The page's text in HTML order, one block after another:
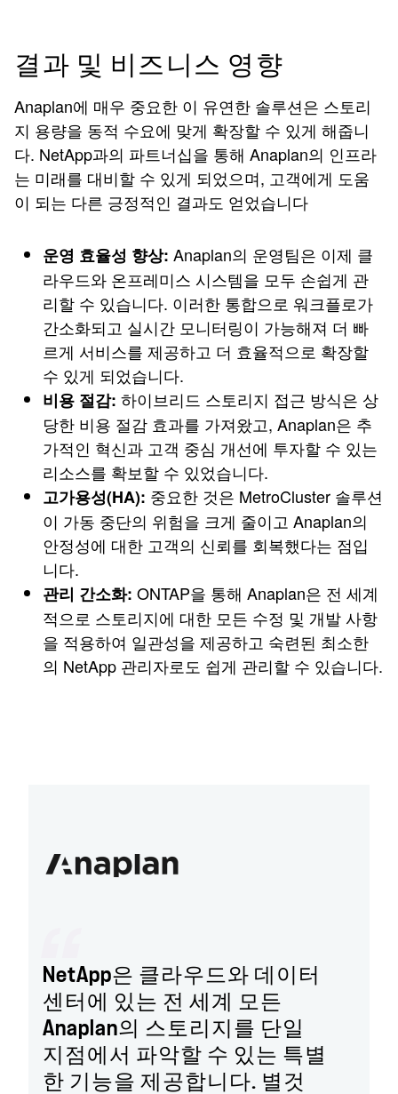
결과 및 비즈니스 영향
Anaplan에 매우 중요한 이 유연한 솔루션은 스토리
지 용량을 동적 수요에 맞게 확장할 수 있게 해줍니
다. NetApp과의 파트너십을 통해 Anaplan의 인프라
는 미래를 대비할 수 있게 되었으며, 고객에게 도움
이 되는 다른 긍정적인 결과도 얻었습니다
운영 효율성 향상: Anaplan의 운영팀은 이제 클
라우드와 온프레미스 시스템을 모두 손쉽게 관
리할 수 있습니다. 이러한 통합으로 워크플로가
간소화되고 실시간 모니터링이 가능해져 더 빠
르게 서비스를 제공하고 더 효율적으로 확장할
수 있게 되었습니다.
비용 절감: 하이브리드 스토리지 접근 방식은 상
당한 비용 절감 효과를 가져왔고, Anaplan은 추
가적인 혁신과 고객 중심 개선에 투자할 수 있는
리소스를 확보할 수 있었습니다.
고가용성(HA): 중요한 것은 MetroCluster 솔루션
이 가동 중단의 위험을 크게 줄이고 Anaplan의
안정성에 대한 고객의 신뢰를 회복했다는 점입
니다.
관리 간소화: ONTAP을 통해 Anaplan은 전 세계
적으로 스토리지에 대한 모든 수정 및 개발 사항
을 적용하여 일관성을 제공하고 숙련된 최소한
의 NetApp 관리자로도 쉽게 관리할 수 있습니다.
NetApp은 클라우드와 데이터
센터에 있는 전 세계 모든
Anaplan의 스토리지를 단일
지점에서 파악할 수 있는 특별
한 기능을 제공합니다. 별것